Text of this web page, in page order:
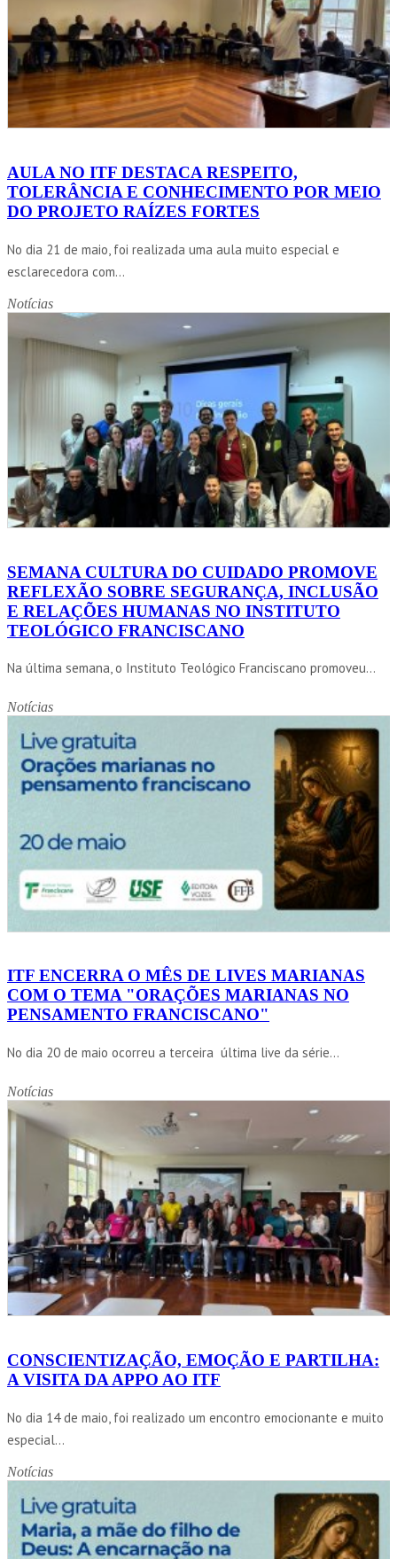
AULA NO ITF DESTACA RESPEITO,
TOLERÂNCIA E CONHECIMENTO POR MEIO
DO PROJETO RAÍZES FORTES
No dia 21 de maio, foi realizada uma aula muito especial e
esclarecedora com...
Notícias
SEMANA CULTURA DO CUIDADO PROMOVE
REFLEXÃO SOBRE SEGURANÇA, INCLUSÃO
E RELAÇÕES HUMANAS NO INSTITUTO
TEOLÓGICO FRANCISCANO
Na última semana, o Instituto Teológico Franciscano promoveu...
Notícias
ITF ENCERRA O MÊS DE LIVES MARIANAS
COM O TEMA "ORAÇÕES MARIANAS NO
PENSAMENTO FRANCISCANO"
No dia 20 de maio ocorreu a terceira última live da série...
Notícias
CONSCIENTIZAÇÃO, EMOÇÃO E PARTILHA:
A VISITA DA APPO AO ITF
No dia 14 de maio, foi realizado um encontro emocionante e muito
especial...
Notícias